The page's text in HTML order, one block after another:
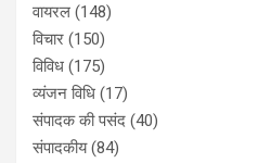
वायरल (148)
विचार (150)
विविध (175)
व्यंजन विधि (17)
संपादक की पसंद (40)
संपादकीय(84)